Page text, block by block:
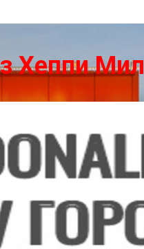
Хеппи Мил